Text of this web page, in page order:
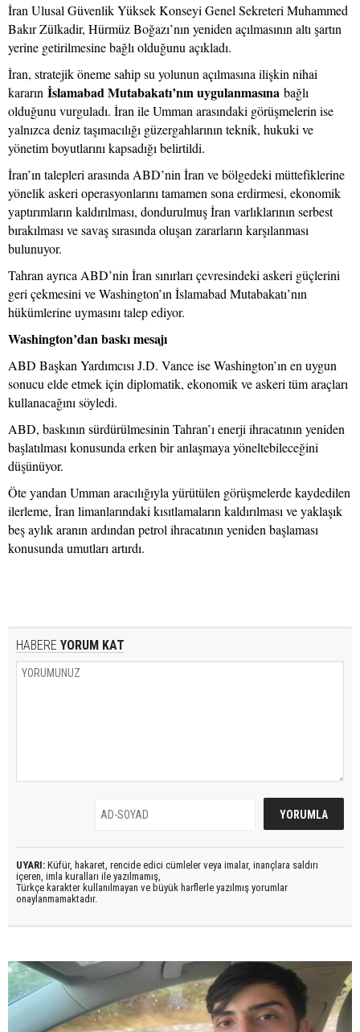
İran Ulusal Güvenlik Yüksek Konseyi Genel Sekreteri Muhammed
Bakır Zülkadir, Hürmüz Boğazı’nın yeniden açılmasının altı şartın
yerine getirilmesine bağlı olduğunu açıkladı.
İran, stratejik öneme sahip su yolunun açılmasına ilişkin nihai
kararın İslamabad Mutabakatı’nın uygulanmasına bağlı
olduğunu vurguladı. İran ile Umman arasındaki görüşmelerin ise
yalnızca deniz taşımacılığı güzergahlarının teknik, hukuki ve
yönetim boyutlarını kapsadığı belirtildi.
İran’ın talepleri arasında ABD’nin İran ve bölgedeki müttefiklerine
yönelik askeri operasyonlarını tamamen sona erdirmesi, ekonomik
yaptırımların kaldırılması, dondurulmuş İran varlıklarının serbest
bırakılması ve savaş sırasında oluşan zararların karşılanması
bulunuyor.
Tahran ayrıca ABD’nin İran sınırları çevresindeki askeri güçlerini
geri çekmesini ve Washington’ın İslamabad Mutabakatı’nın
hükümlerine uymasını talep ediyor.
Washington’dan baskı mesajı
ABD Başkan Yardımcısı J.D. Vance ise Washington’ın en uygun
sonucu elde etmek için diplomatik, ekonomik ve askeri tüm araçları
kullanacağını söyledi.
ABD, baskının sürdürülmesinin Tahran’ı enerji ihracatının yeniden
başlatılması konusunda erken bir anlaşmaya yöneltebileceğini
düşünüyor.
Öte yandan Umman aracılığıyla yürütülen görüşmelerde kaydedilen
ilerleme, İran limanlarındaki kısıtlamaların kaldırılması ve yaklaşık
beş aylık aranın ardından petrol ihracatının yeniden başlaması
konusunda umutları artırdı.
HABERE YORUM KAT
UYARI: Küfür, hakaret, rencide edici cümleler veya imalar, inançlara saldırı
içeren, imla kuralları ile yazılmamış,
Türkçe karakter kullanılmayan ve büyük harflerle yazılmış yorumlar
onaylanmamaktadır.